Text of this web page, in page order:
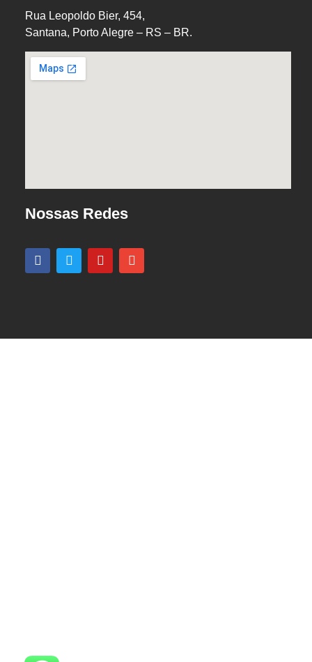
Rua Leopoldo Bier, 454,
Santana, Porto Alegre – RS – BR.
Nossas Redes